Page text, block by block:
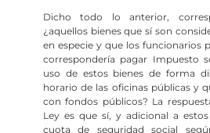
Dicho todo lo anterior,
¿aquellos bienes que sí son
en especie y que los funcionarios
correspondería pagar Impuesto
uso de estos bienes de forma
horario de las oficinas públicas y
con fondos públicos? La
Ley es que sí, y adicional a
cuota de seguridad social